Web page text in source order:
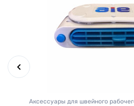
Аксессуары для швейного